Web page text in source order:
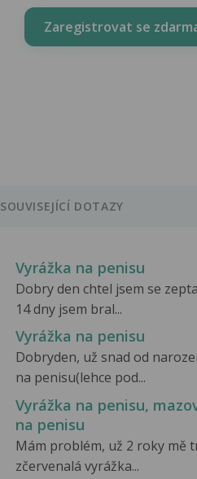
Zaregistrovat se
SOUVISEJÍCÍ DOTAZY
Vyrážka na penisu
Dobry den chtel jsem se
14 dny jsem bral...
Vyrážka na penisu
Dobryden, už snad od
na penisu(lehce pod...
Vyrážka na penisu,
na penisu
Mám problém, už 2 roky mě
zčervenalá vyrážka...